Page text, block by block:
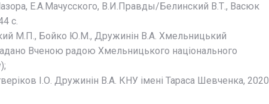
Е.А.Мачусского, В.И.Правды/Белинский В.Т., Васюк
с.
М.П., Бойко Ю.М., Дружинін В.А. Хмельницький
Вченою радою Хмельницького національного
І.О. Дружинін В.А. КНУ імені Тараса Шевченка, 2020